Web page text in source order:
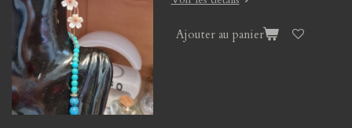
Ajouter au panier